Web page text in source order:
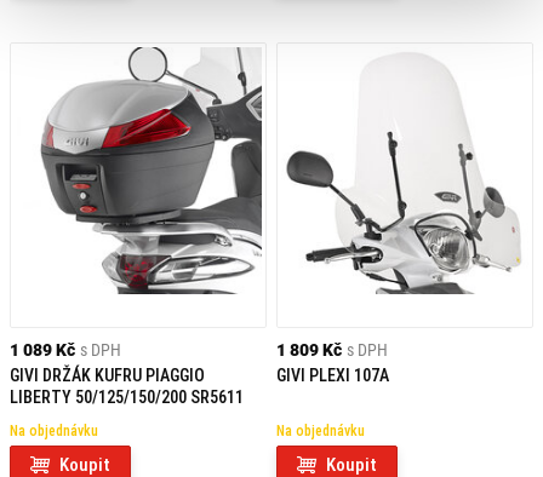
1 089 Kč s DPH
GIVI DRŽÁK KUFRU PIAGGIO
LIBERTY 50/125/150/200 SR5611
Na objednávku
Koupit
1 809 Kč s DPH
GIVI PLEXI 107A
Na objednávku
Koupit